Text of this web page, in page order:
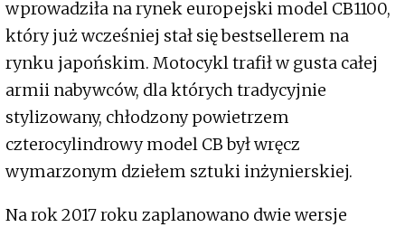
wprowadziła na rynek europejski model CB1100,
który już wcześniej stał się bestsellerem na
rynku japońskim. Motocykl trafił w gusta całej
armii nabywców, dla których tradycyjnie
stylizowany, chłodzony powietrzem
czterocylindrowy model CB był wręcz
wymarzonym dziełem sztuki inżynierskiej.
Na rok 2017 roku zaplanowano dwie wersje